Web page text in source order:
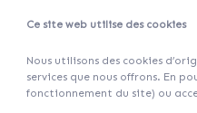
Ce site web utilise des cookies
Nous utilisons des cookies
services que nous offrons. En
fonctionnement du site) ou